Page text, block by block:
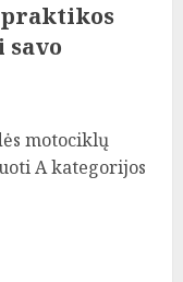
praktikos
motociklų
A kategorijos